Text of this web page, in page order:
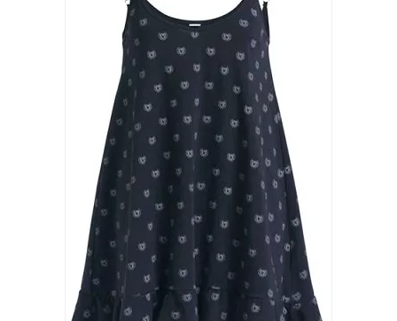
La guía definitiva de trajes de baño para niños: comodidad, diseño y seguridad
Una guía completa de trajes de baño para niños: comodidad, estilo y seguridad para divertirse bajo el sol